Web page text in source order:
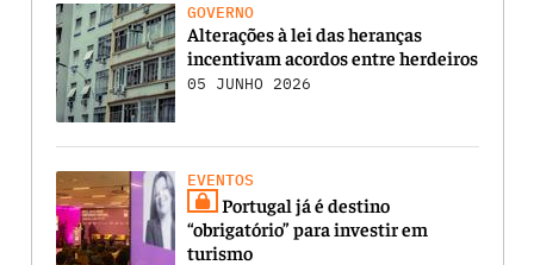
GOVERNO
Alterações à lei das heranças
incentivam acordos entre herdeiros
05 JUNHO 2026
EVENTOS
Portugal já é destino
“obrigatório” para investir em
turismo